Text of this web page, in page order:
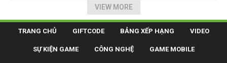
VIEW MORE
TRANG CHỦ GIFTCODE BẢNG XẾP HẠNG VIDEO
SỰ KIỆN GAME CÔNG NGHỆ GAME MOBILE